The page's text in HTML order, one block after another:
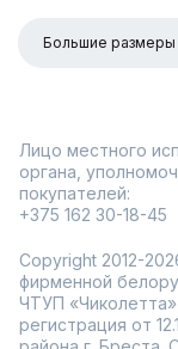
Большие размеры
Лицо местного
органа,
покупателей:
+375 162 30-18-45
Copyright 2012-
фирменной
ЧТУП
регистрация от